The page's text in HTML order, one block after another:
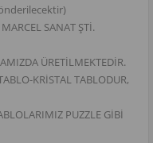
SANAT ŞTİ.
ÜRETİLMEKTEDİR.
KRİSTAL TABLODUR,
PUZZLE GİBİ